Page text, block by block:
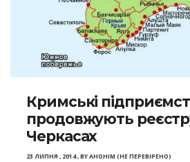
Кримські
продовжують
Черкасах
23 ЛИПНЯ , 2014,BYАНОНІМ (НЕ ПЕРЕВІРЕНО)